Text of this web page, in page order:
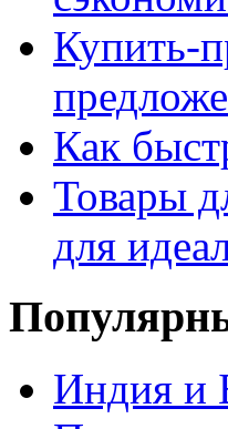
Купить-
Как
Товары
для
Индия и